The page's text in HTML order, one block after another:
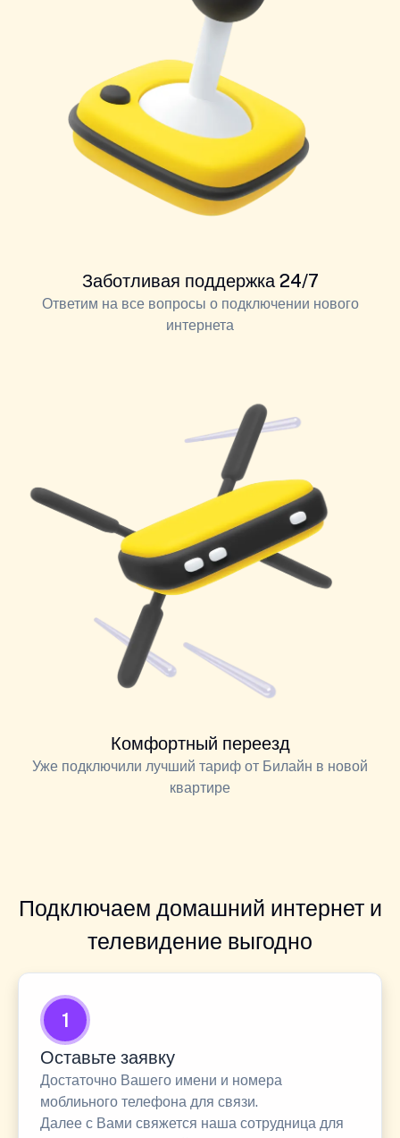
Заботливая поддержка 24/7
Ответим на все вопросы о подключении нового
интернета
Комфортный переезд
Уже подключили лучший тариф от Билайн в новой
квартире
Подключаем домашний интернет и
телевидение выгодно
1
Оставьте заявку
Достаточно Вашего имени и номера
моблиьного телефона для связи.
Далее с Вами свяжется наша сотрудница для